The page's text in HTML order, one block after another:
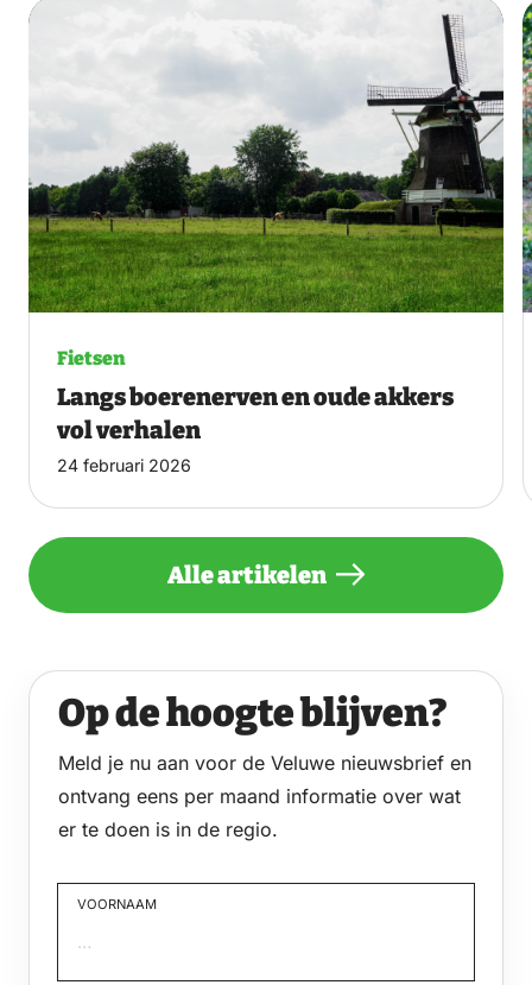
Fietsen
Langs boerenerven en oude akkers
vol verhalen
24 februari 2026
Alle artikelen
Op de hoogte blijven?
Meld je nu aan voor de Veluwe nieuwsbrief en
ontvang eens per maand informatie over wat
er te doen is in de regio.
VOORNAAM